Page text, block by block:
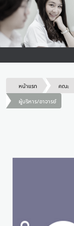
หน้าแรก คณะ
ผู้บริหาร/อาจารย์